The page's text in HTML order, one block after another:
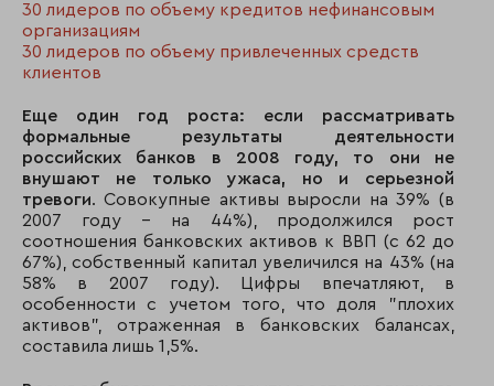
7 11 ВТБ 24
8 9 Юникредит банк
10 8 Росбанк
12 Промсвязьбанк
12 10 Уралсиб
13 13 МДМ-банк
14 15 Номос-банк
30 лидеров по объему кредитов нефинансовым
организациям
30 лидеров по объему привлеченных средств
клиентов
Еще один год роста: если рассматривать
формальные результаты деятельности
российских банков в 2008 году, то они не
внушают не только ужаса, но и серьезной
тревоги. Совокупные активы выросли на 39% (в
2007 году - на 44%), продолжился рост
соотношения банковских активов к ВВП (с 62 до
67%), собственный капитал увеличился на 43% (на
58% в 2007 году). Цифры впечатляют, в
особенности с учетом того, что доля "плохих
активов", отраженная в банковских балансах,
составила лишь 1,5%.